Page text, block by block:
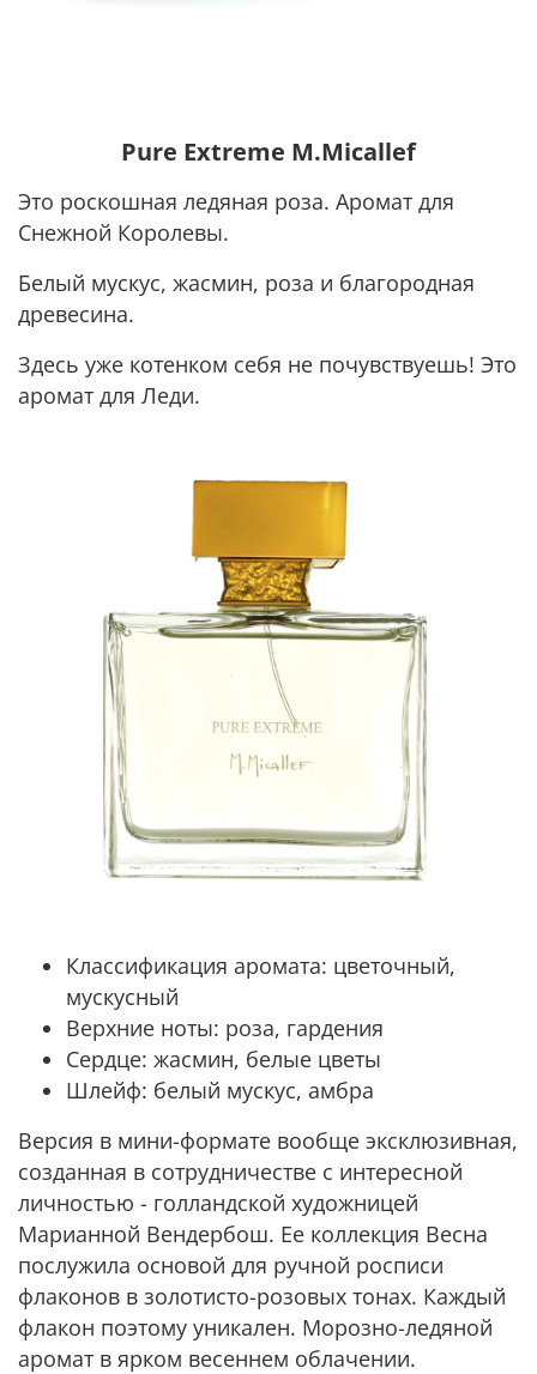
Pure Extreme M.Micallef
Это роскошная ледяная роза. Аромат для
Снежной Королевы.
Белый мускус, жасмин, роза и благородная
древесина.
Здесь уже котенком себя не почувствуешь! Это
аромат для Леди.
Классификация аромата: цветочный,
мускусный
Верхние ноты: роза, гардения
Сердце: жасмин, белые цветы
Шлейф: белый мускус, амбра
Версия в мини-формате вообще эксклюзивная,
созданная в сотрудничестве с интересной
личностью - голландской художницей
Марианной Вендербош. Ее коллекция Весна
послужила основой для ручной росписи
флаконов в золотисто-розовых тонах. Каждый
флакон поэтому уникален. Морозно-ледяной
аромат в ярком весеннем облачении.